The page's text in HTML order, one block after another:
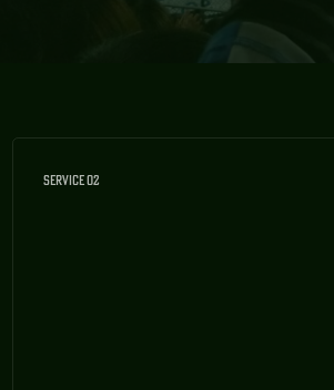
SERVICE 02